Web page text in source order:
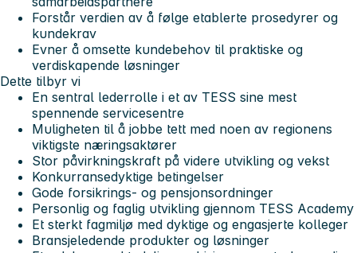
Forstår verdien av å følge etablerte prosedyrer og
kundekrav
Evner å omsette kundebehov til praktiske og
verdiskapende løsninger
Dette tilbyr vi
En sentral lederrolle i et av TESS sine mest
spennende servicesentre
Muligheten til å jobbe tett med noen av regionens
viktigste næringsaktører
Stor påvirkningskraft på videre utvikling og vekst
Konkurransedyktige betingelser
Gode forsikrings- og pensjonsordninger
Personlig og faglig utvikling gjennom TESS Academy
Et sterkt fagmiljø med dyktige og engasjerte kolleger
Bransjeledende produkter og løsninger